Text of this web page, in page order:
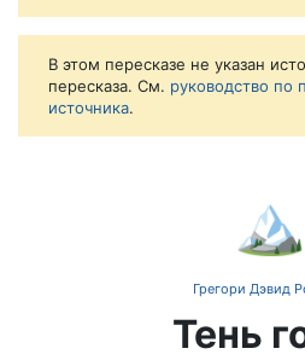
В этом пересказе не указан
пересказа. См. руководство по
источника.
🏔️
Грегори Дэвид
Тень